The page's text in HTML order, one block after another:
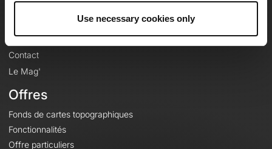
Use necessary cookies only
À propos
Contact
Le Mag'
Offres
Fonds de cartes topographiques
Fonctionnalités
Offre particuliers